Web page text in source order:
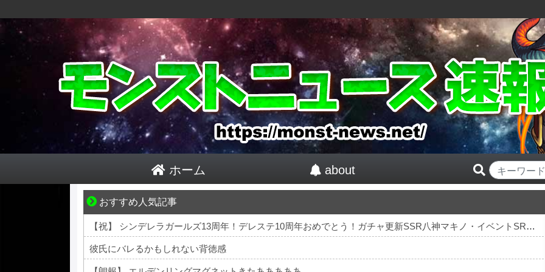
ホーム about
おすすめ人気記事
1420gの娘がくれた“生きる力”。
【祝】 シンデレラガールズ13周年！デレステ10周年おめでとう！ガチャ更新SSR八神マキノ・イベントSRイヴ、SR望月聖！
彼氏にバレるかもしれない背徳感